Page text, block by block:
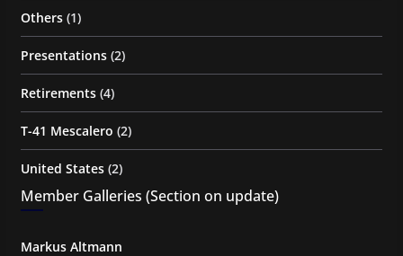
Others(1)
Presentations(2)
Retirements(4)
T-41 Mescalero (2)
United States(2)
Member Galleries (Section on update)
Markus Altmann